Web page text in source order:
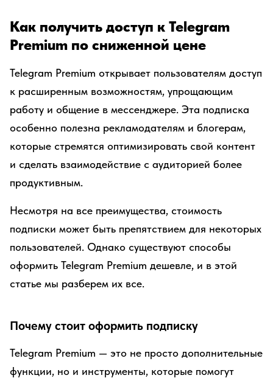
Как получить доступ к Telegram
Premium по сниженной цене
Telegram Premium открывает пользователям доступ
к расширенным возможностям, упрощающим
работу и общение в мессенджере. Эта подписка
особенно полезна рекламодателям и блогерам,
которые стремятся оптимизировать свой контент
и сделать взаимодействие с аудиторией более
продуктивным.
Несмотря на все преимущества, стоимость
подписки может быть препятствием для некоторых
пользователей. Однако существуют способы
оформить Telegram Premium дешевле, и в этой
статье мы разберем их все.
Почему стоит оформить подписку
Telegram Premium — это не просто дополнительные
функции, но и инструменты, которые помогут